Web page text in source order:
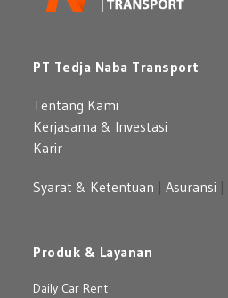
PT Tedja Naba Transport
Tentang Kami
Kerjasama & Investasi
Karir
Syarat & Ketentuan |Asuransi
Produk & Layanan
Daily Car Rent